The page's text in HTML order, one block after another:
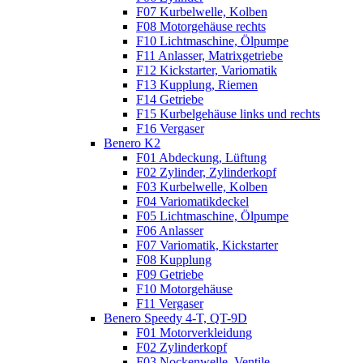
F07 Kurbelwelle, Kolben
F08 Motorgehäuse rechts
F10 Lichtmaschine, Ölpumpe
F11 Anlasser, Matrixgetriebe
F12 Kickstarter, Variomatik
F13 Kupplung, Riemen
F14 Getriebe
F15 Kurbelgehäuse links und rechts
F16 Vergaser
Benero K2
F01 Abdeckung, Lüftung
F02 Zylinder, Zylinderkopf
F03 Kurbelwelle, Kolben
F04 Variomatikdeckel
F05 Lichtmaschine, Ölpumpe
F06 Anlasser
F07 Variomatik, Kickstarter
F08 Kupplung
F09 Getriebe
F10 Motorgehäuse
F11 Vergaser
Benero Speedy 4-T, QT-9D
F01 Motorverkleidung
F02 Zylinderkopf